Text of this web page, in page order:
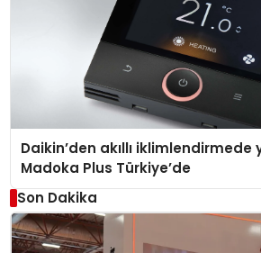
Daikin’den akıllı iklimlendirmede
Madoka Plus Türkiye’de
Son Dakika